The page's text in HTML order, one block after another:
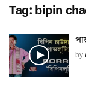
Tag: bipin
by